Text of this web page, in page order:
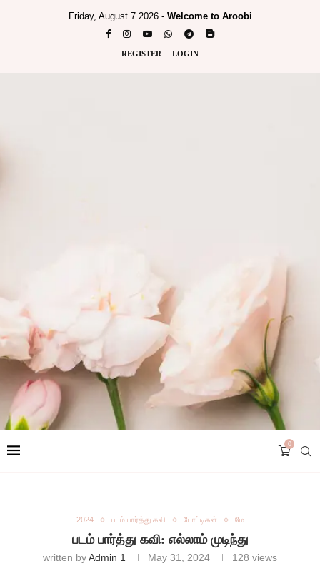
Friday, August 7 2026 - Welcome to Aroobi
REGISTER LOGIN
0
2024 படம் பார்த்து கவி போட்டிகள் மே
படம் பார்த்து கவி: எல்லாம் முடிந்து
written byAdmin 1 May 31, 2024 128 views